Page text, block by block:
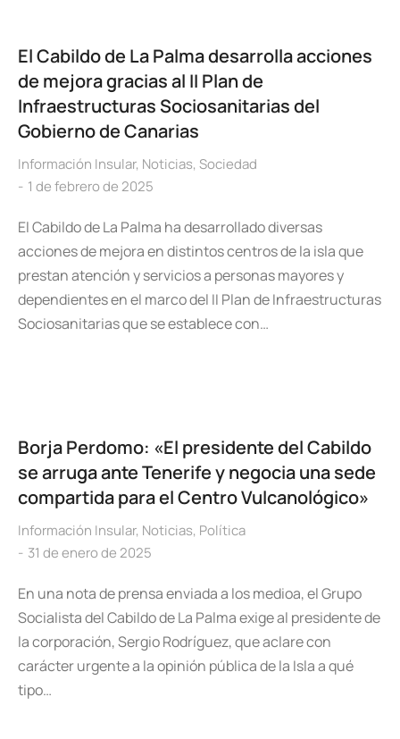
El Cabildo de La Palma desarrolla acciones
de mejora gracias al II Plan de
Infraestructuras Sociosanitarias del
Gobierno de Canarias
Información Insular, Noticias, Sociedad
1 de febrero de 2025
El Cabildo de La Palma ha desarrollado diversas
acciones de mejora en distintos centros de la isla que
prestan atención y servicios a personas mayores y
dependientes en el marco del II Plan de Infraestructuras
Sociosanitarias que se establece con…
Borja Perdomo: «El presidente del Cabildo
se arruga ante Tenerife y negocia una sede
compartida para el Centro Vulcanológico»
Información Insular, Noticias, Política
31 de enero de 2025
En una nota de prensa enviada a los medioa, el Grupo
Socialista del Cabildo de La Palma exige al presidente de
la corporación, Sergio Rodríguez, que aclare con
carácter urgente a la opinión pública de la Isla a qué
tipo…